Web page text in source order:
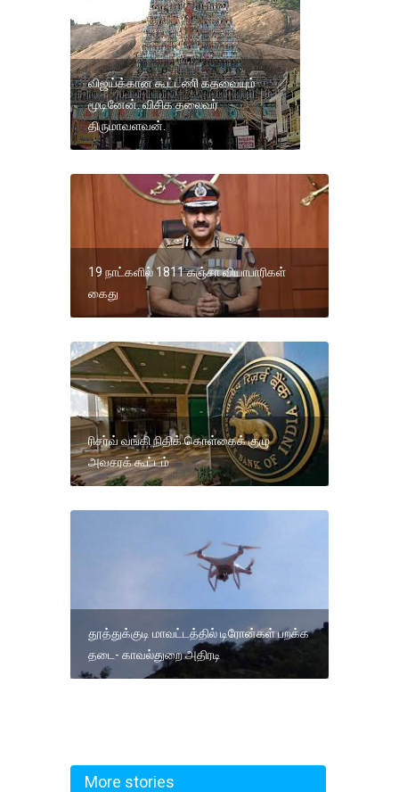
விஜய்க்கான கூட்டணி கதவையும்
மூடினேன். விசிக தலைவர்
திருமாவளவன்.
19 நாட்களில் 1811 கஞ்சா வியாபாரிகள்
கைது
ரிசர்வ் வங்கி நிதிக் கொள்கைக் குழு
அவசரக் கூட்டம்
தூத்துக்குடி மாவட்டத்தில் டிரோன்கள் பறக்க
தடை- காவல்துறை அதிரடி
More stories